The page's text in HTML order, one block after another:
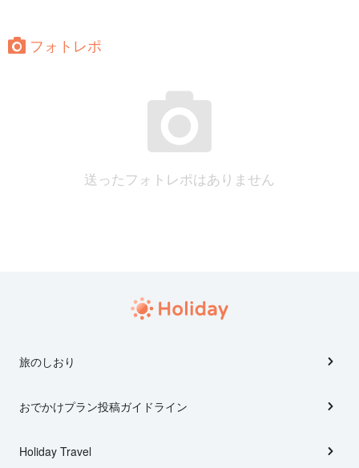
フォトレポ
送ったフォトレポはありません
旅のしおり
おでかけプラン投稿ガイドライン
Holiday Travel